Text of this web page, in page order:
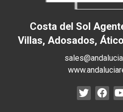
Costa del Sol
Villas, Adosados,